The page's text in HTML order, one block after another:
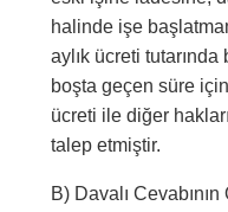
halinde işe
aylık ücreti
boşta geçen süre
ücreti ile diğer
talep etmiştir.
B) Davalı Cevabının